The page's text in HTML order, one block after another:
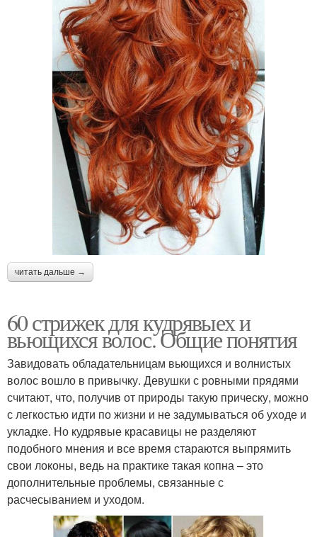
Женская стрижка Стрижки на кудрявые и
Густые волосы
читать дальше →
60 стрижек для кудрявыех и
вьющихся волос. Общие понятия
Завидовать обладательницам вьющихся и волнистых
волос вошло в привычку. Девушки с ровными прядями
считают, что, получив от природы такую прическу, можно
с легкостью идти по жизни и не задумываться об уходе и
укладке. Но кудрявые красавицы не разделяют
подобного мнения и все время стараются выпрямить
свои локоны, ведь на практике такая копна – это
дополнительные проблемы, связанные с
расчесыванием и уходом.